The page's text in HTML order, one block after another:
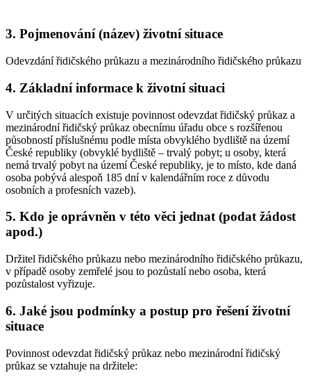
3. Pojmenování (název) životní situace
Odevzdání řidičského průkazu a mezinárodního řidičského průkazu
4. Základní informace k životní situaci
V určitých situacích existuje povinnost odevzdat řidičský průkaz a
mezinárodní řidičský průkaz obecnímu úřadu obce s rozšířenou
působností příslušnému podle místa obvyklého bydliště na území
České republiky (obvyklé bydliště – trvalý pobyt; u osoby, která
nemá trvalý pobyt na území České republiky, je to místo, kde daná
osoba pobývá alespoň 185 dní v kalendářním roce z důvodu
osobních a profesních vazeb).
5. Kdo je oprávněn v této věci jednat (podat žádost
apod.)
Držitel řidičského průkazu nebo mezinárodního řidičského průkazu,
v případě osoby zemřelé jsou to pozůstalí nebo osoba, která
pozůstalost vyřizuje.
6. Jaké jsou podmínky a postup pro řešení životní
situace
Povinnost odevzdat řidičský průkaz nebo mezinárodní řidičský
průkaz se vztahuje na držitele: